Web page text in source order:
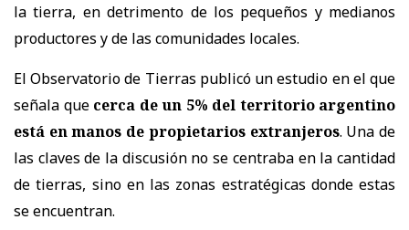
la tierra, en detrimento de los pequeños y medianos
productores y de las comunidades locales.
El Observatorio de Tierras publicó un estudio en el que
señala que cerca de un 5% del territorio argentino
está en manos de propietarios extranjeros. Una de
las claves de la discusión no se centraba en la cantidad
de tierras, sino en las zonas estratégicas donde estas
se encuentran.